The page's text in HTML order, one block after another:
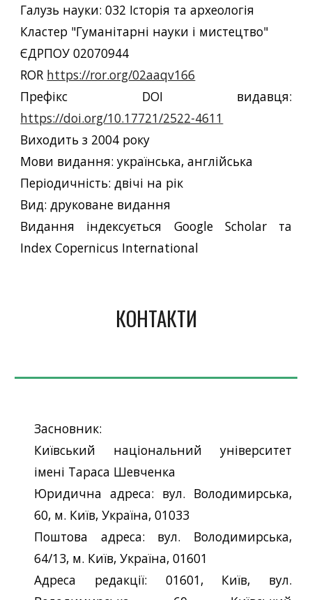
Галузь науки: 032 Історія та археологія
Кластер "Гуманітарні науки і мистецтво"
ЄДРПОУ 02070944
ROR https://ror.org/02aaqv166
Префікс DOI видавця:
https://doi.org/10.17721/2522-4611
Виходить з 2004 року
Мови видання: українська, англійська
Періодичність: двічі на рік
Вид: друковане видання
Видання індексується Google Scholar та
Index Copernicus International
КОНТАКТИ
Засновник:
Київський національний університет
імені Тараса Шевченка
Юридична адреса: вул. Володимирська,
60, м. Київ, Україна, 01033
Поштова адреса: вул. Володимирська,
64/13, м. Київ, Україна, 01601
Адреса редакції: 01601, Київ, вул.